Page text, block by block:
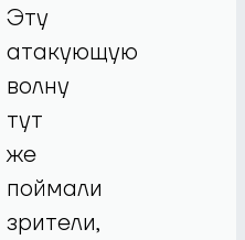
Эту
атакующую
волну
тут
же
поймали
зрители,